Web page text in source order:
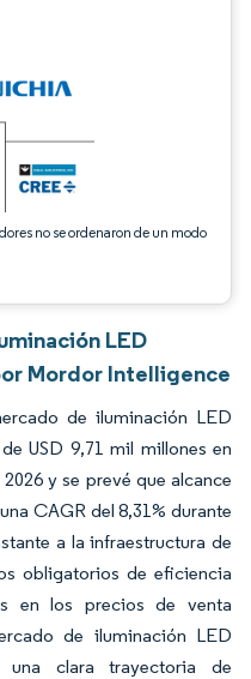
no se ordenaron de un modo
atribución según CC BY 4.0.
LED
Mordor Intelligence
de iluminación LED
USD 9,71 mil millones en
y se prevé que alcance
CAGR del 8,31% durante
a la infraestructura de
obligatorios de eficiencia
en los precios de venta
de iluminación LED
clara trayectoria de